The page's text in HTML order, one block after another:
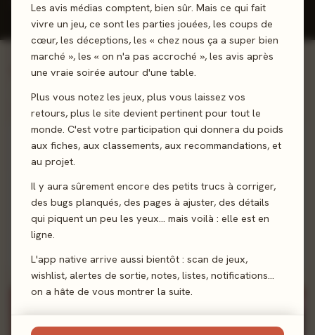
Les avis médias comptent, bien sûr. Mais ce qui fait
vivre un jeu, ce sont les parties jouées, les coups de
cœur, les déceptions, les « chez nous ça a super bien
marché », les « on n'a pas accroché », les avis après
une vraie soirée autour d'une table.
Plus vous notez les jeux, plus vous laissez vos
retours, plus le site devient pertinent pour tout le
monde. C'est votre participation qui donnera du poids
aux fiches, aux classements, aux recommandations, et
au projet.
Il y aura sûrement encore des petits trucs à corriger,
des bugs planqués, des pages à ajuster, des détails
qui piquent un peu les yeux… mais voilà : elle est en
ligne.
L'app native arrive aussi bientôt : scan de jeux,
wishlist, alertes de sortie, notes, listes, notifications…
on a hâte de vous montrer la suite.
RÉFÉRENCÉS
PRESSE
JOUEURS
MOY.
SORTIE
INCONTOURNABLES
Jeux signature
Voir tout le catalogue →
2026 · FAMILLE · 1-6 J
Encore X !
3,0/5 · 2 avis joueurs